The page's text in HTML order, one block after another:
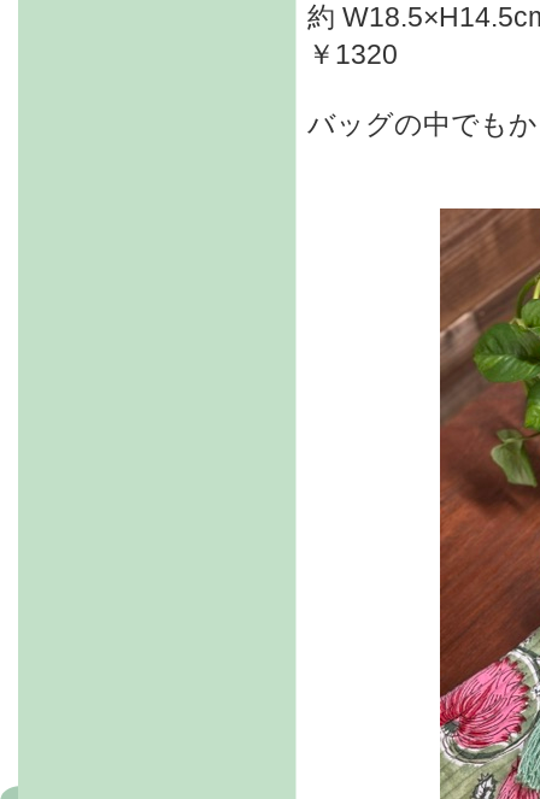
約
￥1320
バッグの中でも